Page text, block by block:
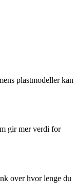
plastmodeller kan
gir mer verdi for
over hvor lenge du